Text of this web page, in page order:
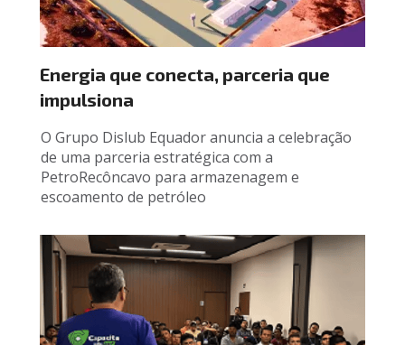
Energia que conecta, parceria que
impulsiona
O Grupo Dislub Equador anuncia a celebração
de uma parceria estratégica com a
PetroRecôncavo para armazenagem e
escoamento de petróleo